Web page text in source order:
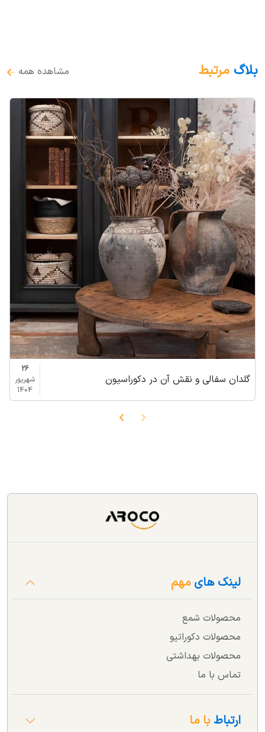
بلاگ مرتبط مشاهده همه
گلدان سفالی و نقش آن در دکوراسیون
26
شهریور
1404
لینک هایمهم
محصولات شمع
محصولات دکوراتیو
محصولات بهداشتی
تماس با ما
ارتباطبا ما